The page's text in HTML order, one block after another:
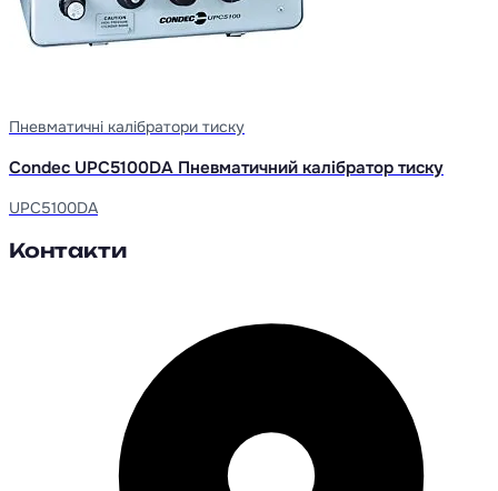
Пневматичні калібратори тиску
Condec UPC5100DA Пневматичний калібратор тиску
UPC5100DA
Контакти